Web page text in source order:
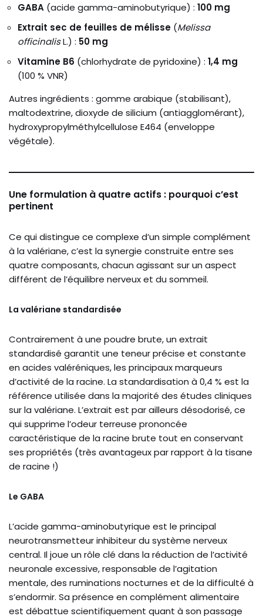
GABA (acide gamma-aminobutyrique) : 100 mg
Extrait sec de feuilles de mélisse (Melissa
officinalisL.) : 50 mg
Vitamine B6 (chlorhydrate de pyridoxine) : 1,4 mg
(100 % VNR)
Autres ingrédients : gomme arabique (stabilisant),
maltodextrine, dioxyde de silicium (antiagglomérant),
hydroxypropylméthylcellulose E464 (enveloppe
végétale).
Une formulation à quatre actifs : pourquoi c’est
pertinent
Ce qui distingue ce complexe d’un simple complément
à la valériane, c’est la synergie construite entre ses
quatre composants, chacun agissant sur un aspect
différent de l’équilibre nerveux et du sommeil.
La valériane standardisée
Contrairement à une poudre brute, un extrait
standardisé garantit une teneur précise et constante
en acides valéréniques, les principaux marqueurs
d’activité de la racine. La standardisation à 0,4 % est la
référence utilisée dans la majorité des études cliniques
sur la valériane. L’extrait est par ailleurs désodorisé, ce
qui supprime l’odeur terreuse prononcée
caractéristique de la racine brute tout en conservant
ses propriétés (très avantageux par rapport à la tisane
de racine !)
Le GABA
L’acide gamma-aminobutyrique est le principal
neurotransmetteur inhibiteur du système nerveux
central. Il joue un rôle clé dans la réduction de l’activité
neuronale excessive, responsable de l’agitation
mentale, des ruminations nocturnes et de la difficulté à
s’endormir. Sa présence en complément alimentaire
est débattue scientifiquement quant à son passage